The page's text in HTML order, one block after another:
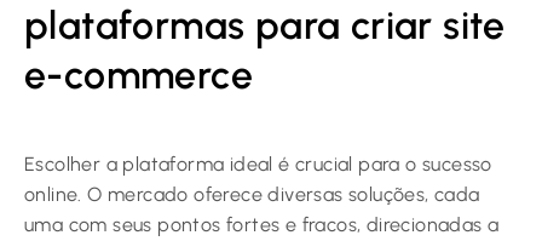
plataformas para criar site
e-commerce
Escolher a plataforma ideal é crucial para o sucesso
online. O mercado oferece diversas soluções, cada
uma com seus pontos fortes e fracos, direcionadas a